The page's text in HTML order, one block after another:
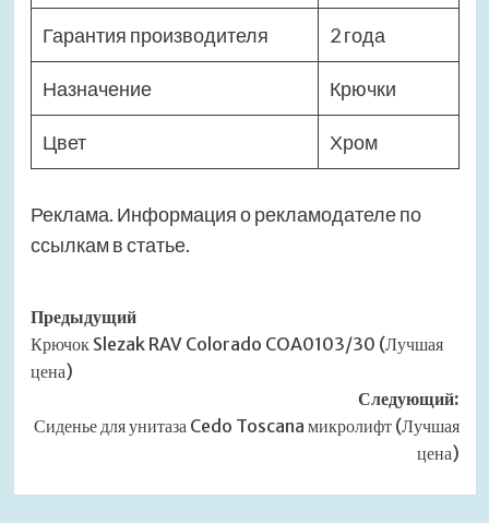
Гарантия производителя 2 года
Назначение Крючки
Цвет Хром
Реклама. Информация о рекламодателе по
ссылкам в статье.
Навигация
записи
Предыдущий
Крючок Slezak RAV Colorado COA0103/30 (Лучшая
цена)
Следующий:
Сиденье для унитаза Cedo Toscana микролифт (Лучшая
цена)